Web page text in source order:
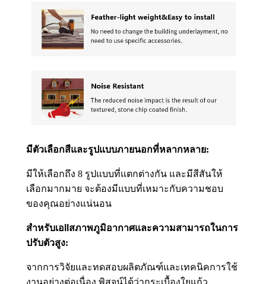
มีตัวเลือกสีและรูปแบบภายนอกที่หลากหลาย:
มีให้เลือกถึง 8 รูปแบบที่แตกต่างกัน และมีสีสันให้
เลือกมากมาย จะต้องมีแบบที่เหมาะกับความชอบ
ของคุณอย่างแน่นอน
สำหรับเอ สภาพภูมิอากาศและความสามารถในการ
ปรับตัวสูง:
จากการวิจัยและทดสอบผลิตภัณฑ์และเทคนิคการใช้
งานอย่างต่อเนื่อง พิสูจน์ได้ว่ากระเบื้องใยแก้ว